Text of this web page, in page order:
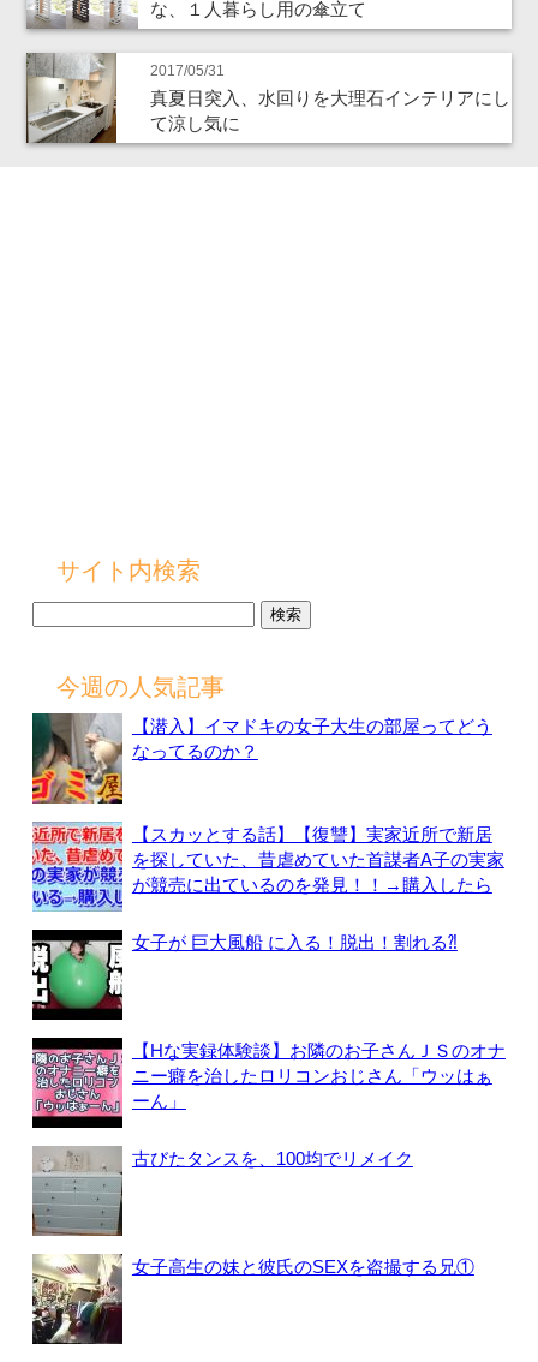
な、１人暮らし用の傘立て
2017/05/31
真夏日突入、水回りを大理石インテリアにし
て涼し気に
サイト内検索
今週の人気記事
【潜入】イマドキの女子大生の部屋ってどう
なってるのか？
【スカッとする話】【復讐】実家近所で新居
を探していた、昔虐めていた首謀者A子の実家
が競売に出ているのを発見！！→購入したら
女子が 巨大風船 に入る！脱出！割れる⁈
【Hな実録体験談】お隣のお子さんＪＳのオナ
ニー癖を治したロリコンおじさん「ウッはぁ
ーん」
古びたタンスを、100均でリメイク
女子高生の妹と彼氏のSEXを盗撮する兄①